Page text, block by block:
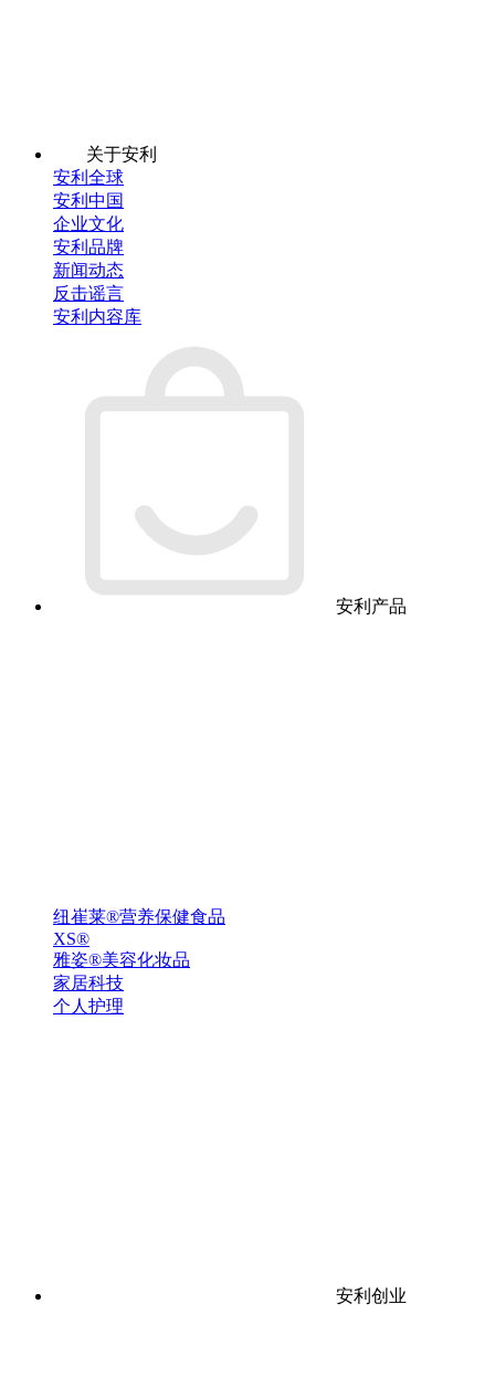
关于安利
安利全球
安利中国
企业文化
安利品牌
新闻动态
反击谣言
安利内容库
安利产品
纽崔莱®营养保健食品
XS®
雅姿®美容化妆品
家居科技
个人护理
安利创业